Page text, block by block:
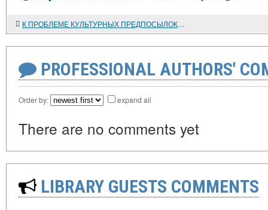
К ПРОБЛЕМЕ КУЛЬТУРНЫХ ПРЕДПОСЫЛОК ВЕЛИКОГО ОКТЯБРЯ
PROFESSIONAL AUTHORS'
Order by: expand all
There are no comments yet
LIBRARY GUESTS COMMENTS